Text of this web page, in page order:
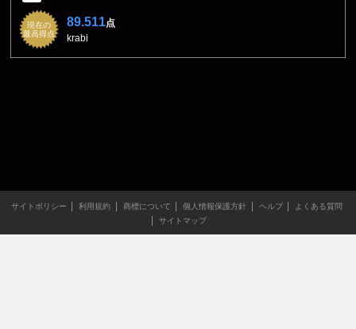
現在の
最高得点
89.511点
krabi
サイトポリシー 利用規約 商標について 個人情報保護方針 ヘルプ
よくある質問
サイトマップ